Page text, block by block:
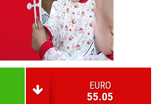
EURO
55.05